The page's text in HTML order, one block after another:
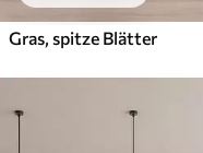
Gras, spitze Blätter